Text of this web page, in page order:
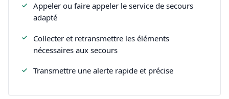
Appeler ou faire appeler le service de secours
adapté
Collecter et retransmettre les éléments
nécessaires aux secours
Transmettre une alerte rapide et précise